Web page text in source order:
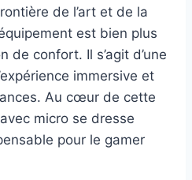
de l’art et de la
est bien plus
de confort. Il s’agit d’une
immersive et
Au cœur de cette
micro se dresse
pour le gamer